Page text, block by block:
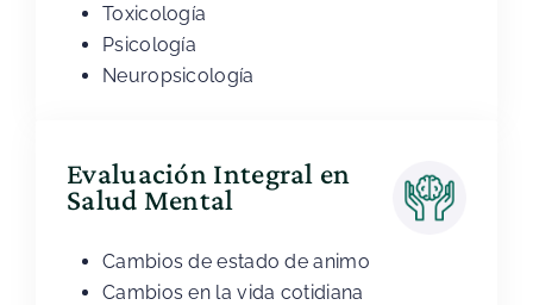
Toxicología
Psicología
Neuropsicología
Evaluación Integral en
Salud Mental
Cambios de estado de animo
Cambios en la vida cotidiana